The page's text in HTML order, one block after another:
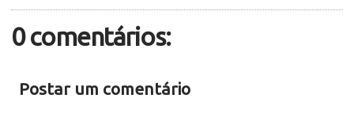
0 comentários:
Postar um comentário